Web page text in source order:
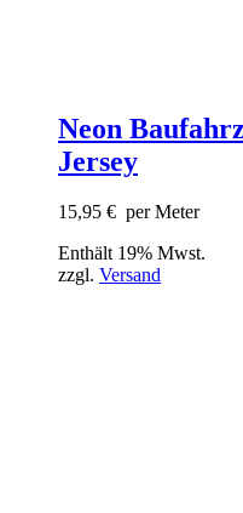
Neon
Jersey
15,95 € per Meter
Enthält 19% Mwst.
zzgl. Versand